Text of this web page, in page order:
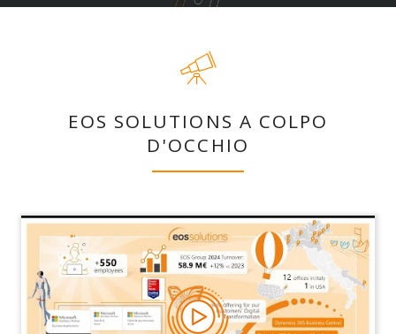
EOS SOLUTIONS A COLPO
D'OCCHIO